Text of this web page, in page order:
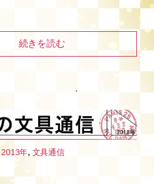
続きを読む
2013年, 文具通信